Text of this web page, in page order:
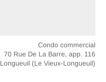
Condo commercial
70 Rue De La Barre, app. 116
Longueuil (Le Vieux-Longueuil)